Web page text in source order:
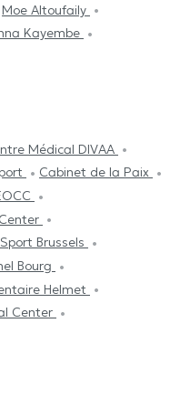
Moe Altoufaily
Kayembe
Médical DIVAA
Cabinet de la Paix
Brussels
Bourg
Helmet
Center